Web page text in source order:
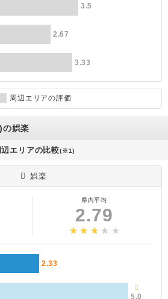
3.5
2.67
3.33
周辺エリアの評価
の娯楽
エリアの比較(※1)
娯楽
県内平均
2.79
2.33
5.0